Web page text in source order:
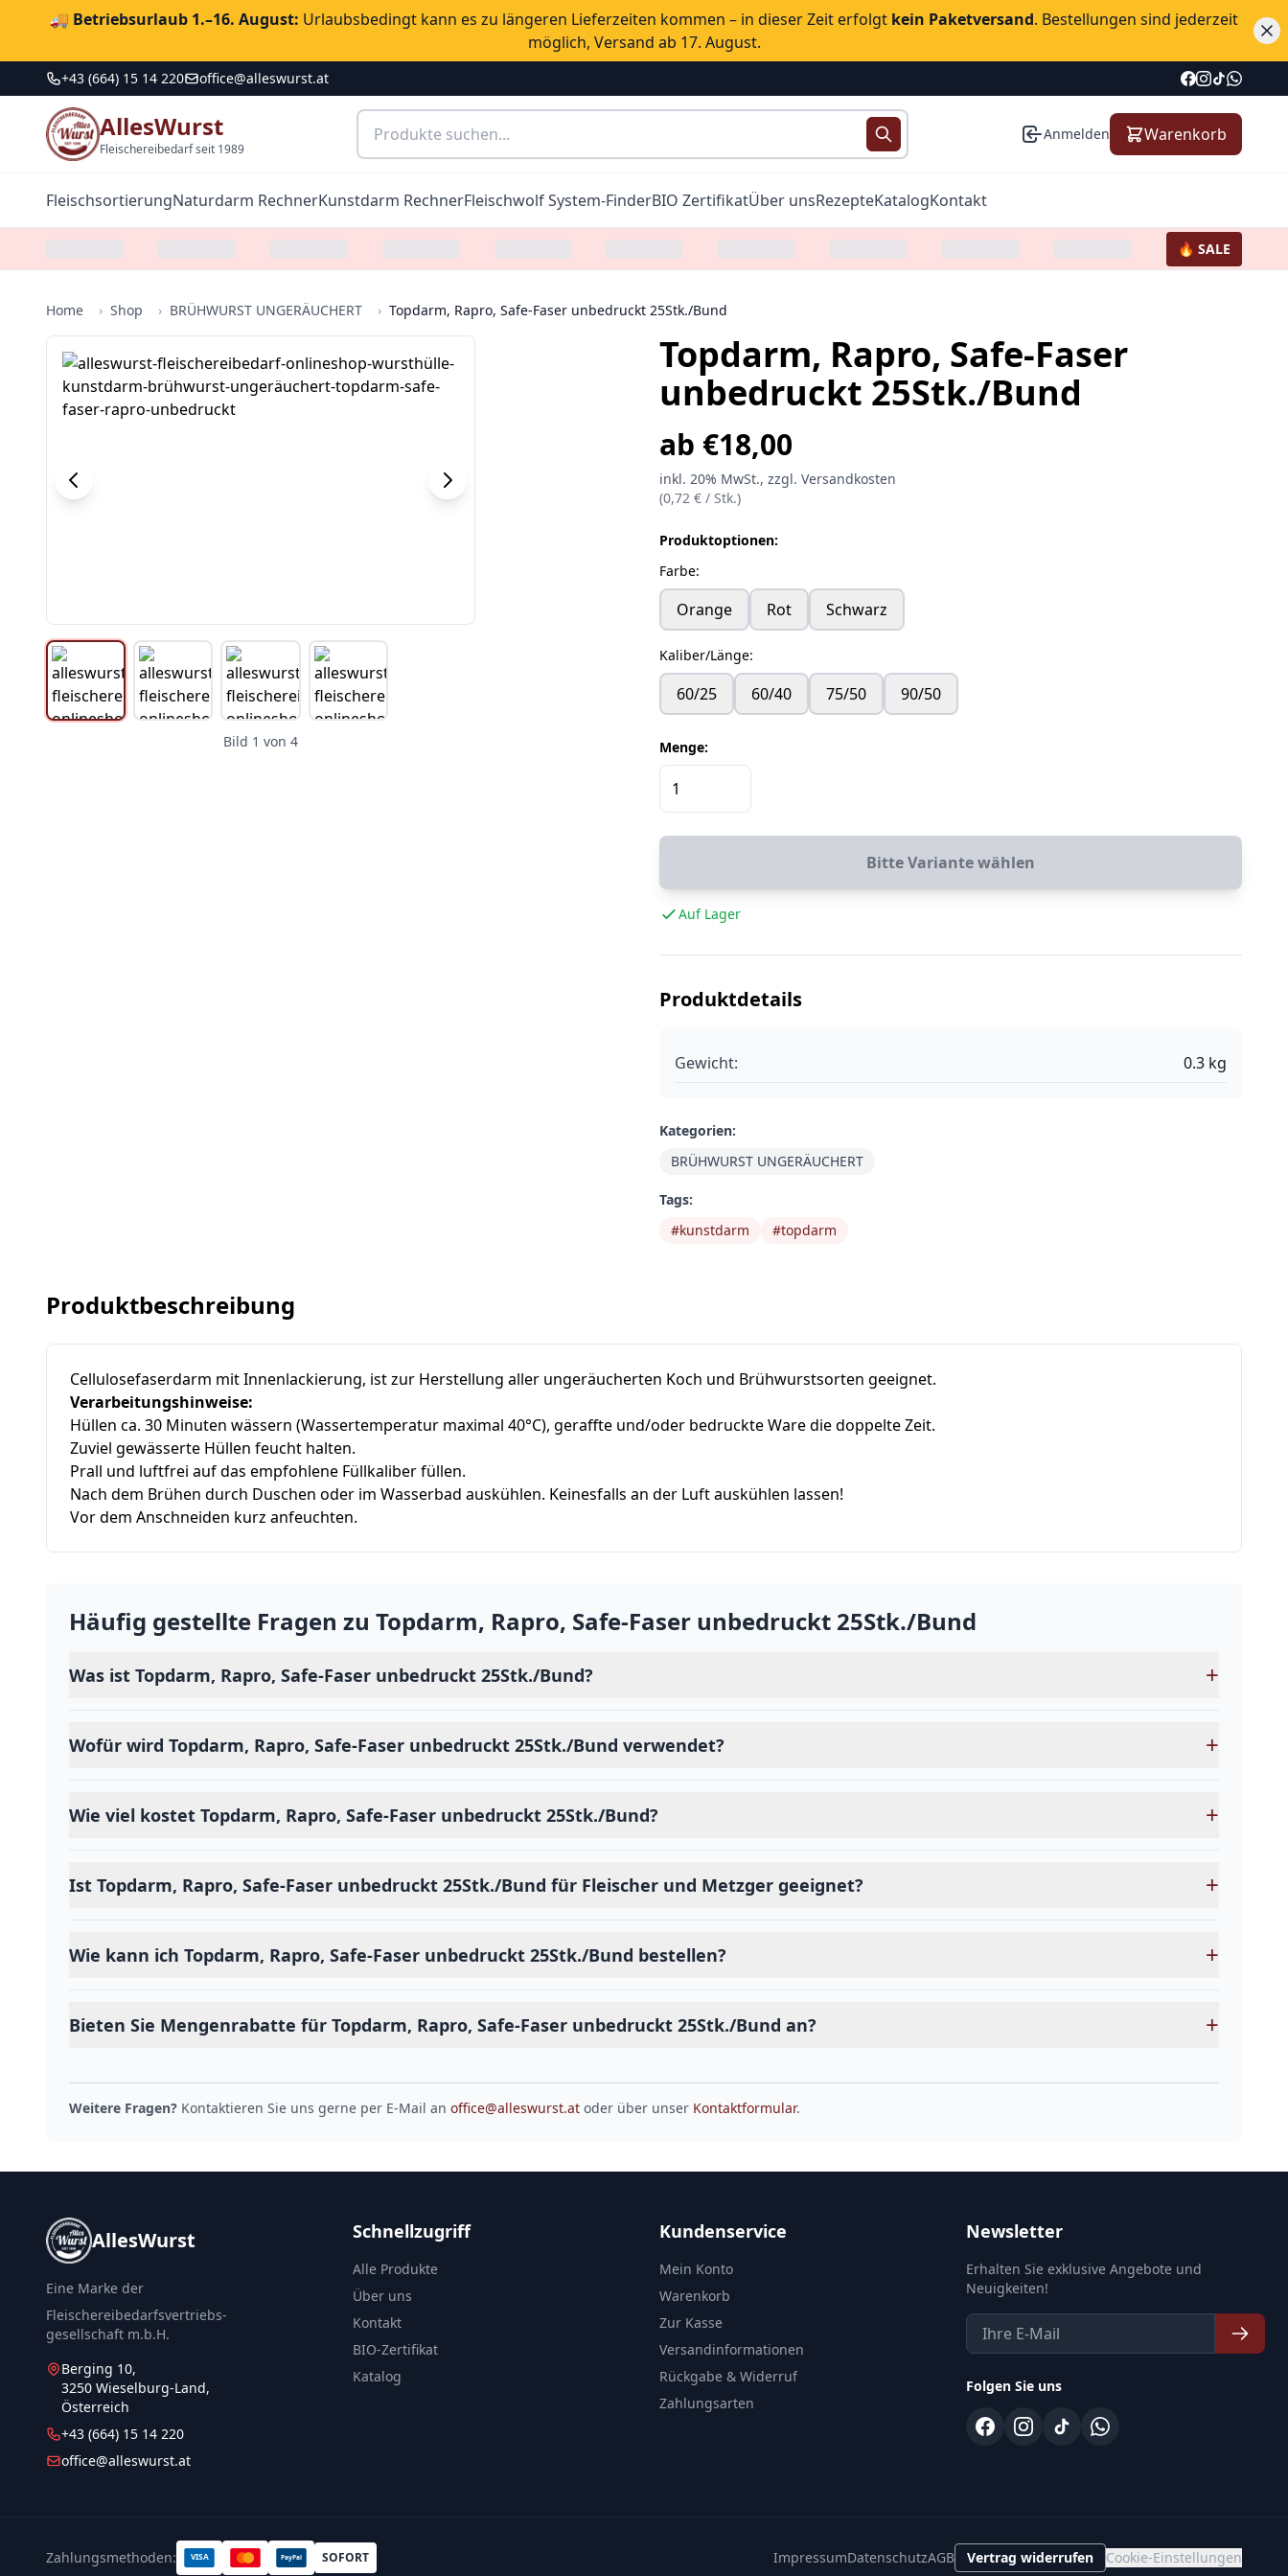
🚚 Betriebsurlaub 1.–16. August: Urlaubsbedingt kann es zu längeren Lieferzeiten kommen – in dieser Zeit erfolgt kein Paketversand. Bestellungen sind jederzeit
möglich, Versand ab 17. August.
+43 (664) 15 14 220 office@alleswurst.at
AllesWurst
Fleischereibedarf seit 1989
Anmelden Warenkorb
FleischsortierungNaturdarm RechnerKunstdarm RechnerFleischwolf System-FinderBIO ZertifikatÜber unsRezepteKatalogKontakt
🔥 SALE
Home › Shop › BRÜHWURST UNGERÄUCHERT › Topdarm, Rapro, Safe-Faser unbedruckt 25Stk./Bund
Bild 1 von 4
Topdarm, Rapro, Safe-Faser
unbedruckt 25Stk./Bund
ab €18,00
inkl. 20% MwSt., zzgl. Versandkosten
(0,72 € / Stk.)
Produktoptionen:
Farbe:
Orange Rot Schwarz
Kaliber/Länge:
60/25 60/40 75/50 90/50
Menge:
Bitte Variante wählen
Auf Lager
Produktdetails
Gewicht: 0.3 kg
Kategorien:
BRÜHWURST UNGERÄUCHERT
Tags:
#kunstdarm #topdarm
Produktbeschreibung
Cellulosefaserdarm mit Innenlackierung, ist zur Herstellung aller ungeräucherten Koch und Brühwurstsorten geeignet.
Verarbeitungshinweise:
Hüllen ca. 30 Minuten wässern (Wassertemperatur maximal 40°C), geraffte und/oder bedruckte Ware die doppelte Zeit.
Zuviel gewässerte Hüllen feucht halten.
Prall und luftfrei auf das empfohlene Füllkaliber füllen.
Nach dem Brühen durch Duschen oder im Wasserbad auskühlen. Keinesfalls an der Luft auskühlen lassen!
Vor dem Anschneiden kurz anfeuchten.
Häufig gestellte Fragen zu Topdarm, Rapro, Safe-Faser unbedruckt 25Stk./Bund
Was ist Topdarm, Rapro, Safe-Faser unbedruckt 25Stk./Bund? +
Wofür wird Topdarm, Rapro, Safe-Faser unbedruckt 25Stk./Bund verwendet? +
Wie viel kostet Topdarm, Rapro, Safe-Faser unbedruckt 25Stk./Bund? +
Ist Topdarm, Rapro, Safe-Faser unbedruckt 25Stk./Bund für Fleischer und Metzger geeignet? +
Wie kann ich Topdarm, Rapro, Safe-Faser unbedruckt 25Stk./Bund bestellen? +
Bieten Sie Mengenrabatte für Topdarm, Rapro, Safe-Faser unbedruckt 25Stk./Bund an? +
Weitere Fragen? Kontaktieren Sie uns gerne per E-Mail an office@alleswurst.at oder über unser Kontaktformular.
AllesWurst
Eine Marke der
Fleischereibedarfsvertriebs-
gesellschaft m.b.H.
Berging 10,
3250 Wieselburg-Land,
Österreich
+43 (664) 15 14 220
office@alleswurst.at
Schnellzugriff
Alle Produkte
Über uns
Kontakt
BIO-Zertifikat
Katalog
Kundenservice
Mein Konto
Warenkorb
Zur Kasse
Versandinformationen
Rückgabe & Widerruf
Zahlungsarten
Newsletter
Erhalten Sie exklusive Angebote und
Neuigkeiten!
Folgen Sie uns
Zahlungsmethoden: VISA PayPal SOFORT ImpressumDatenschutzAGB Vertrag widerrufen Cookie-Einstellungen